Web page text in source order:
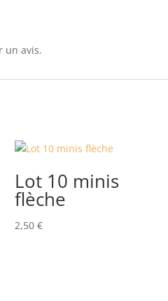
un avis.
Lot 10 minis
flèche
2,50€